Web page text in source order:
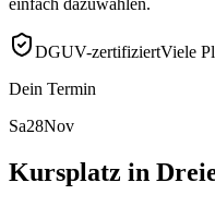
DGUV-zertifiziertViele
Dein Termin
Sa28Nov
Kursplatz in